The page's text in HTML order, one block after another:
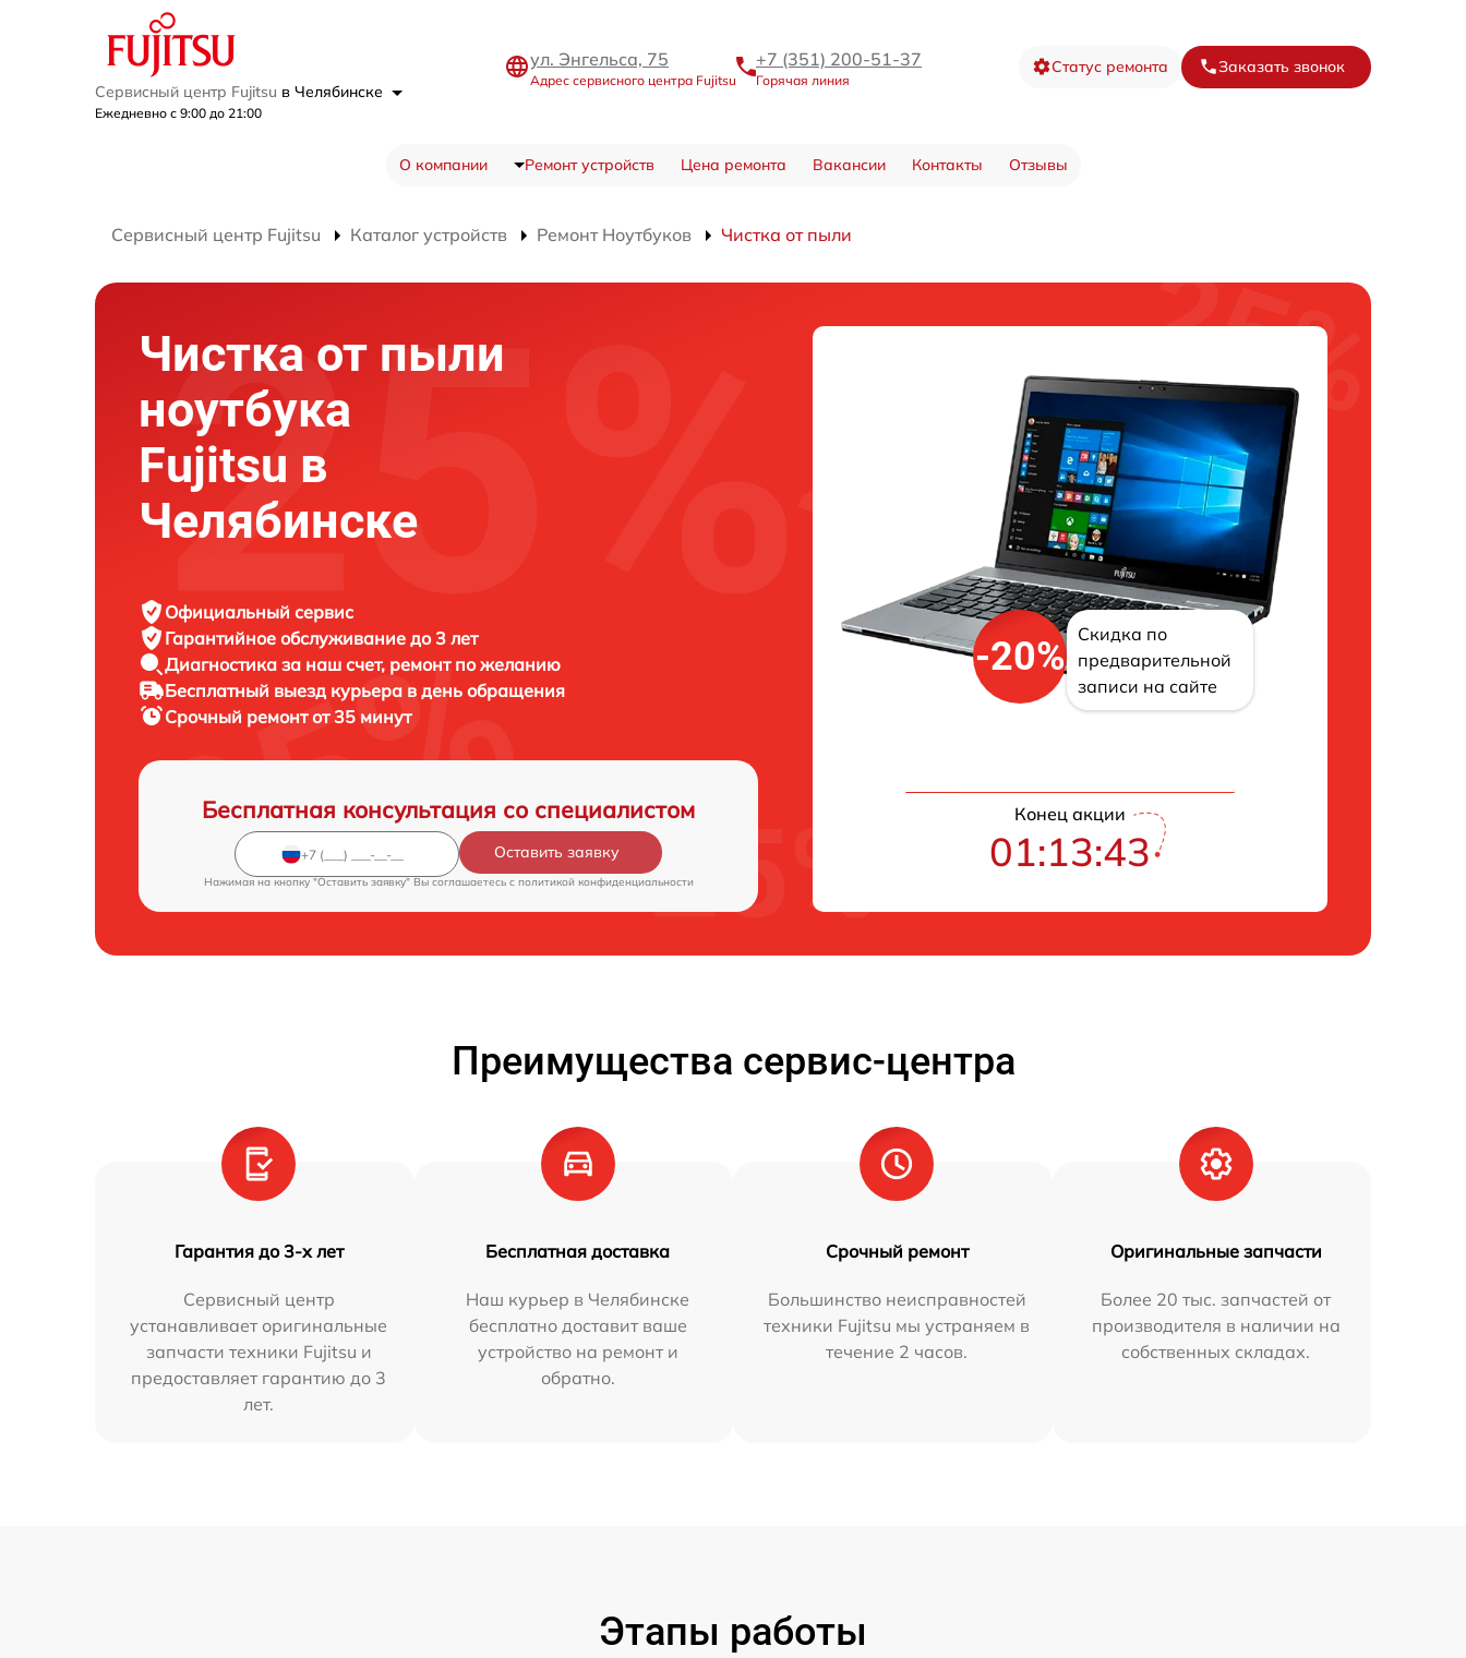
Сервисный центр Fujitsu в Челябинске
Ежедневно с 9:00 до 21:00
ул. Энгельса, 75
Адрес сервисного центра Fujitsu
+7 (351) 200-51-37
Горячая линия
Статус ремонта Заказать звонок
О компании Ремонт устройств Цена ремонта Вакансии Контакты Отзывы
Сервисный центр Fujitsu Каталог устройств Ремонт Ноутбуков Чистка от пыли
Чистка от пыли
ноутбука
Fujitsu в
Челябинске
Официальный сервис
Гарантийное обслуживание до 3 лет
Диагностика за наш счет, ремонт по желанию
Бесплатный выезд курьера в день обращения
Срочный ремонтот 35 минут
Бесплатная консультация со специалистом
Оставить заявку
Нажимая на кнопку "Оставить заявку" Вы соглашаетесь c политикой конфиденциальности
-20%
Скидка по
предварительной
записи на сайте
Конец акции
01:13:42
Преимущества сервис-центра
Гарантия до 3-х лет
Сервисный центр
устанавливает оригинальные
запчасти техники Fujitsu и
предоставляет гарантию до 3
лет.
Бесплатная доставка
Наш курьер в Челябинске
бесплатно доставит ваше
устройство на ремонт и
обратно.
Срочный ремонт
Большинство неисправностей
техники Fujitsu мы устраняем в
течение 2 часов.
Оригинальные запчасти
Более 20 тыс. запчастей от
производителя в наличии на
собственных складах.
Этапы работы